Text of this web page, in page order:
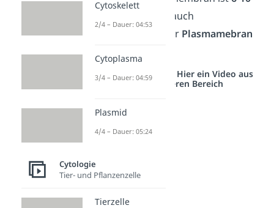
und wird auch
oder Plasmamebran
Studyflix vernetzt: Hier ein Video aus
einem anderen Bereich
Cytoskelett
2/4 – Dauer: 04:53
Cytoplasma
3/4 – Dauer: 04:59
Plasmid
4/4 – Dauer: 05:24
Cytologie
Tier- und Pflanzenzelle
Tierzelle